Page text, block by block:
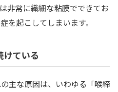
非常に繊細な粘膜でできてお
を起こしてしまいます。
けている
主な原因は、いわゆる「喉締